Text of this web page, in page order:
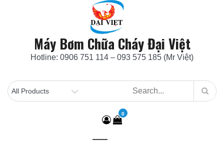
Máy Bơm Chữa Cháy Đại Việt
Hotline: 0906 751 114 – 093 575 185 (Mr Việt)
0